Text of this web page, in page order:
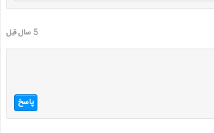
5 سال قبل
پاسخ